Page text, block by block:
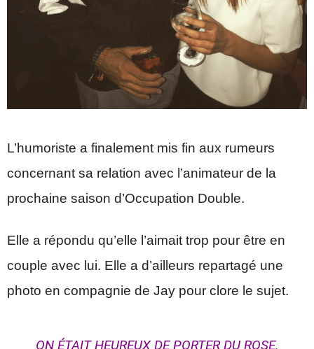
L’humoriste a finalement mis fin aux rumeurs
concernant sa relation avec l’animateur de la
prochaine saison d’Occupation Double.
Elle a répondu qu’elle l’aimait trop pour être en
couple avec lui. Elle a d’ailleurs repartagé une
photo en compagnie de Jay pour clore le sujet.
ON ÉTAIT HEUREUX DE PORTER DU ROSE.